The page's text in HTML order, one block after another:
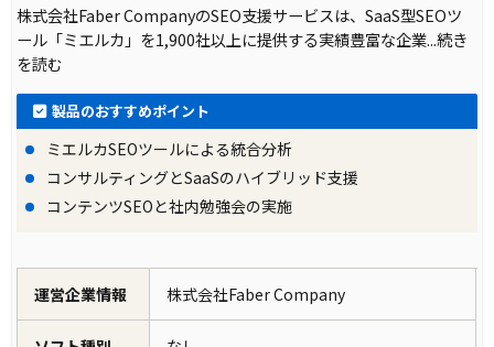
株式会社Faber CompanyのSEO支援サービスは、SaaS型SEOツ
ール「ミエルカ」を1,900社以上に提供する実績豊富な企業...続き
を読む
製品のおすすめポイント
ミエルカSEOツールによる統合分析
コンサルティングとSaaSのハイブリッド支援
コンテンツSEOと社内勉強会の実施
運営企業情報 株式会社Faber Company